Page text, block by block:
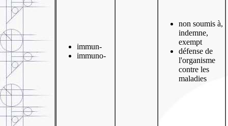
immun-
immuno-
non soumis à,
indemne,
exempt
défense de
l'organisme
contre les
maladies